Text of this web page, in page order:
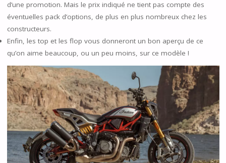
d’une promotion. Mais le prix indiqué ne tient pas compte des
éventuelles pack d’options, de plus en plus nombreux chez les
constructeurs.
Enfin, les top et les flop vous donneront un bon aperçu de ce
qu’on aime beaucoup, ou un peu moins, sur ce modèle !